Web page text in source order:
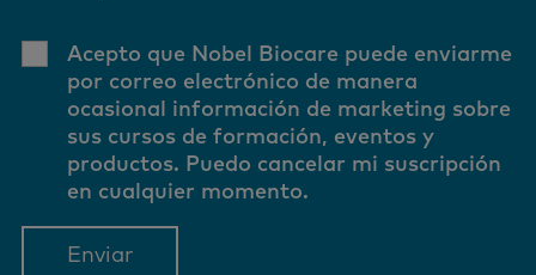
Acepto que Nobel Biocare puede enviarme
por correo electrónico de manera
ocasional información de marketing sobre
sus cursos de formación, eventos y
productos. Puedo cancelar mi suscripción
en cualquier momento.